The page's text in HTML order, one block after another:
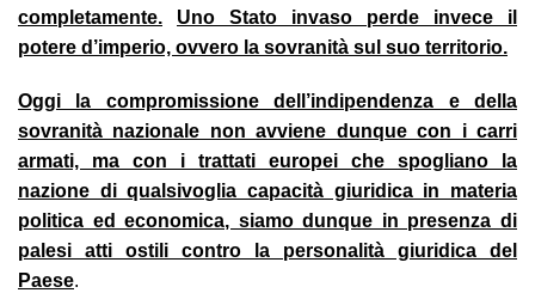
completamente.
Uno Stato invaso perde invece il
potere d’imperio, ovvero la sovranità sul suo territorio.
Oggi la compromissione dell’indipendenza e della
sovranità nazionale non avviene dunque con i carri
armati, ma con i trattati europei che spogliano la
nazione di qualsivoglia capacità giuridica in materia
politica ed economica, siamo dunque in presenza di
palesi atti ostili contro la personalità giuridica del
Paese.